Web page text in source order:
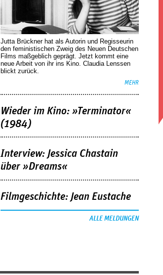
Jutta Brückner hat als Autorin und Regisseurin
den feministischen Zweig des Neuen Deutschen
Films maßgeblich geprägt. Jetzt kommt eine
neue Arbeit von ihr ins Kino. Claudia Lenssen
blickt zurück.
MEHR
Wieder im Kino: »Terminator«
(1984)
Interview: Jessica Chastain
über »Dreams«
Filmgeschichte: Jean Eustache
ALLE MELDUNGEN